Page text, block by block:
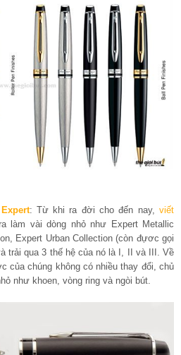
: Từ khi ra đời cho đến nay,viết
làm vài dòng nhỏ như Expert Metallic
Expert Urban Collection (còn đựơc gọi
trải qua 3 thế hệ của nó là I, II và III. Về
của chúng không có nhiều thay đổi, chủ
như khoen, vòng ring và ngòi bút.